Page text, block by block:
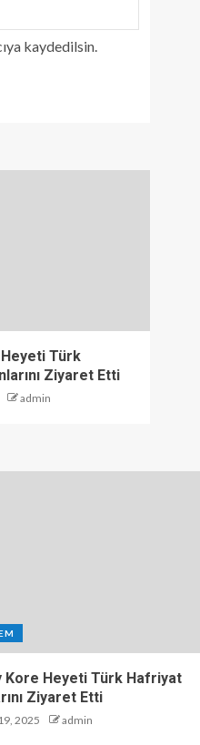
kaydedilsin.
Türk
Ziyaret Etti
admin
Kore Heyeti Türk Hafriyat
Ziyaret Etti
2025 admin